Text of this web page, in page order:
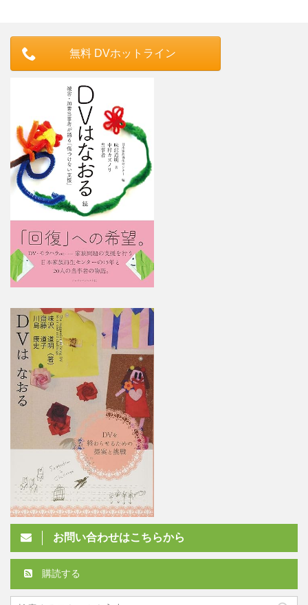
無料 DVホットライン
お問い合わせはこちらから
購読する